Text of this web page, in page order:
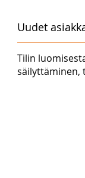
Uudet
Tilin
säilyttäminen,